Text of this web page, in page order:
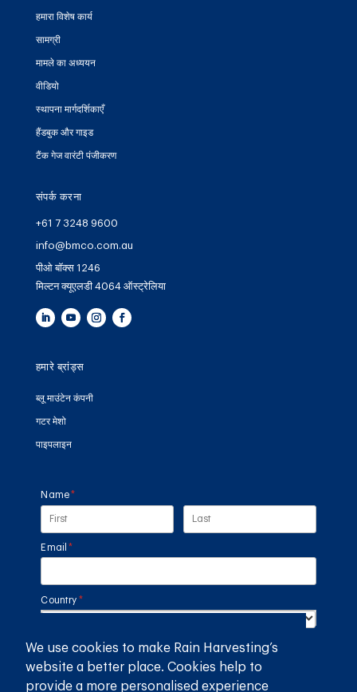
हमारा विशेष कार्य
सामग्री
मामले का अध्ययन
वीडियो
स्थापना मार्गदर्शिकाएँ
हैंडबुक और गाइड
टैंक गेज वारंटी पंजीकरण
संपर्क करना
+61 7 3248 9600
info@bmco.com.au
पीओ बॉक्स 1246
मिल्टन क्यूएलडी 4064 ऑस्ट्रेलिया
हमारे ब्रांड्स
ब्लू माउंटेन कंपनी
गटर मेशो
पाइपलाइन
Name *
(required)
Email *
(required)
Country *
(required)
SUBMIT
We use cookies to make Rain Harvesting’s
website a better place. Cookies help to
provide a more personalised experience